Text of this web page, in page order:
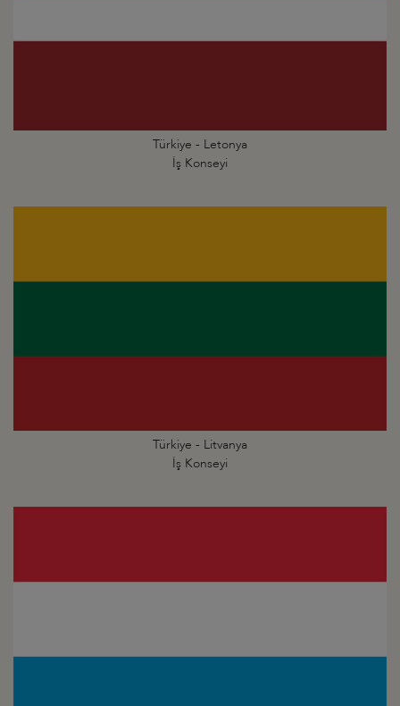
Türkiye - Letonya
İş Konseyi
Türkiye - Litvanya
İş Konseyi